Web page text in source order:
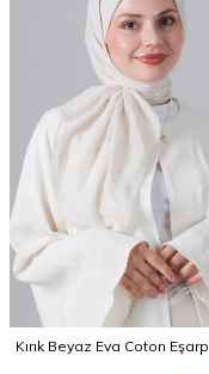
Kırık Beyaz Eva Coton Eşarp